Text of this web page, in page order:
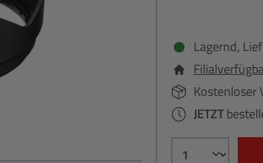
Lagernd,
Kostenloser
JETZT